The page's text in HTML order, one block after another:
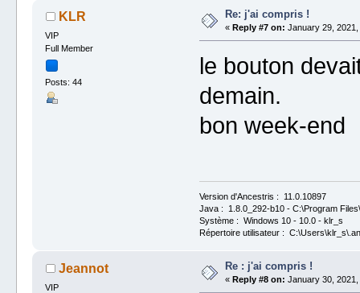
KLR
VIP
Full Member
Posts: 44
Re: j'ai compris !
«Reply #7 on: January 29,
le bouton
demain.
bon week-end
Version d'Ancestris : 11.0.10897
Java : 1.8.0_292-b10 - C:\Program
Système : Windows 10 - 10.0 - klr_s
Répertoire utilisateur :
Jeannot
VIP
Re : j'ai compris !
« Reply #8 on: January 30, 2021,